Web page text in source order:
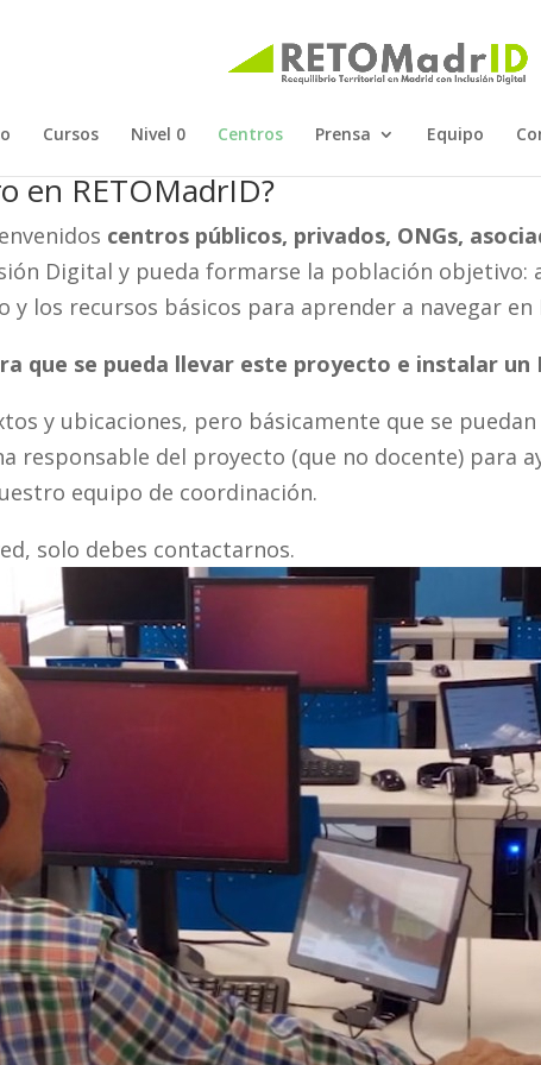
Cursos Nivel 0 Centros Prensa Equipo
en RETOMadrID?
centros públicos, privados, ONGs,
Digital y pueda formarse la población
y los recursos básicos para aprender a navegar
que se pueda llevar este proyecto e instalar
y ubicaciones, pero básicamente que se
responsable del proyecto (que no docente) para
equipo de coordinación.
solo debes contactarnos.